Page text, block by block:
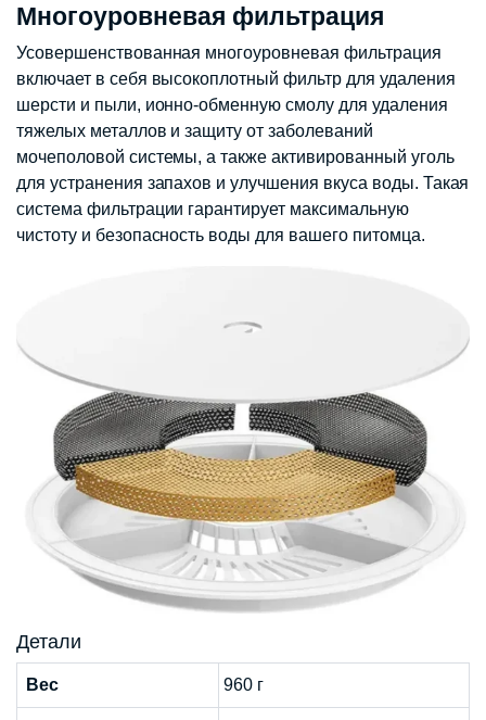
Многоуровневая фильтрация
Усовершенствованная многоуровневая фильтрация
включает в себя высокоплотный фильтр для удаления
шерсти и пыли, ионно-обменную смолу для удаления
тяжелых металлов и защиту от заболеваний
мочеполовой системы, а также активированный уголь
для устранения запахов и улучшения вкуса воды. Такая
система фильтрации гарантирует максимальную
чистоту и безопасность воды для вашего питомца.
Детали
Вес 960 г